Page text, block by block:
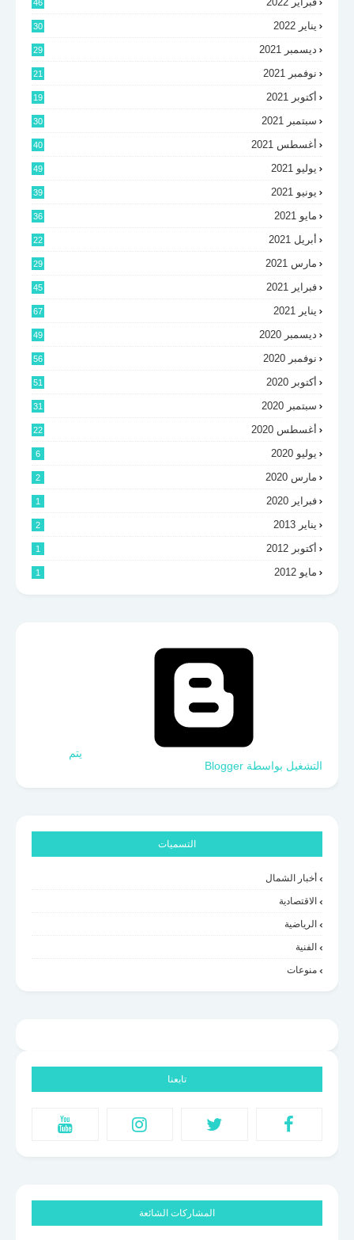
46
يناير 2022 30
ديسمبر 2021 29
نوفمبر 2021 21
أكتوبر 2021 19
سبتمبر 2021 30
أغسطس 2021 40
يوليو 2021 49
يونيو 2021 39
مايو 2021 36
أبريل 2021 22
مارس 2021 29
فبراير 2021 45
يناير 2021 67
ديسمبر 2020 49
نوفمبر 2020 56
أكتوبر 2020 51
سبتمبر 2020 31
أغسطس 2020 22
يوليو 2020 6
مارس 2020 2
فبراير 2020 1
يناير 2013 2
أكتوبر 2012 1
مايو 2012 1
‏يتم
التشغيل بواسطة Blogger
التسميات
أخبار الشمال
الاقتصادية
الرياضية
الفنية
منوعات
تابعنا
المشاركات الشائعة